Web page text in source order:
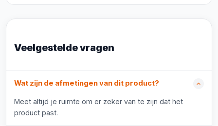
Veelgestelde vragen
Wat zijn de afmetingen van dit product?
Meet altijd je ruimte om er zeker van te zijn dat het
product past.